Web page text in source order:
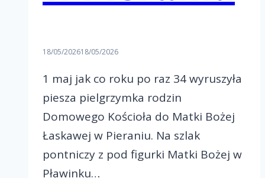
18/05/202618/05/2026
1 maj jak co roku po raz 34 wyruszyła
piesza pielgrzymka rodzin
Domowego Kościoła do Matki Bożej
Łaskawej w Pieraniu. Na szlak
pontniczy z pod figurki Matki Bożej w
Pławinku…